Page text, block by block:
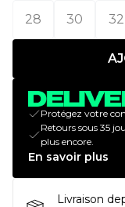
28
30 32
Protégez votre
Retours sous 35
plus encore.
En savoir plus
Livraison